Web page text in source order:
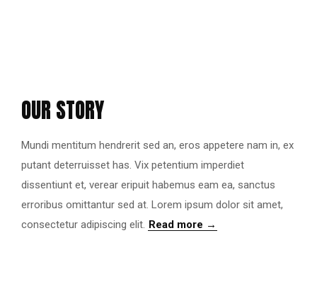
OUR STORY
Mundi mentitum hendrerit sed an, eros appetere nam in, ex
putant deterruisset has. Vix petentium imperdiet
dissentiunt et, verear eripuit habemus eam ea, sanctus
erroribus omittantur sed at. Lorem ipsum dolor sit amet,
consectetur adipiscing elit. Read more →